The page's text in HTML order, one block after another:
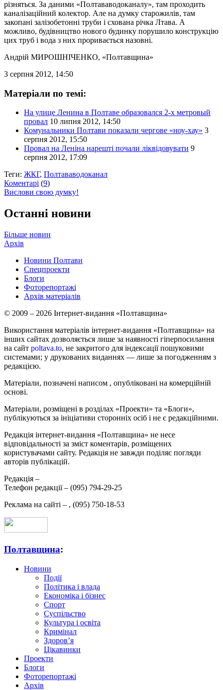
різняться. За даними «Полтававодоканалу», там проходить
каналізаційний колектор. Але на думку старожилів, там
закопані залізобетонні труби і схована річка Лтава. А
можливо, будівництво нового будинку порушило конструкцію
цих труб і вода з них проривається назовні.
Андрій МИРОШНІЧЕНКО, «Полтавщина»
3 серпня 2012, 14:50
Матеріали по темі:
На улице Ленина в Полтаве образовался 2-х метровый
провал 10 липня 2012, 14:50
Комунальники Полтави показали чергове «ноу-хау» 3
серпня 2012, 15:50
Провал на Леніна нарешті почали ліквідовувати 9
серпня 2012, 17:09
Теги: ЖКГ, Полтававодоканал
Коментарі (9)
Вислови свою думку!
Останні новини
Більше новин
Архів
Новини Полтави
Спецпроекти
Блоги
Фоторепортажі
Архів матеріалів
© 2009 – 2026 Інтернет-видання «Полтавщина»
Використання матеріалів інтернет-видання «Полтавщина» на
інших сайтах дозволяється лише за наявності гіперпосилання
на сайт poltava.to, не закритого для індексації пошуковими
системами; у друкованих виданнях — лише за погодженням з
редакцією.
Матеріали, позначені написом , опубліковані на комерційній
основі.
Матеріали, розміщені в розділах «Проекти» та «Блоги»,
публікуються за ініціативи сторонніх осіб і не є редакційними.
Редакція інтернет-видання «Полтавщина» не несе
відповідальності за зміст коментарів, розміщених
користувачами сайту. Редакція не завжди поділяє погляди
авторів публікацій.
Редакція –
Телефон редакції – (095) 794-29-25
Реклама на сайті – , (095) 750-18-53
Полтавщина:
Новини
Події
Політика і влада
Економіка і бізнес
Спорт
Суспільство
Культура і освіта
Кримінал
Здоров’я
Цікавинки
Проекти
Блоги
Фоторепортажі
Архів